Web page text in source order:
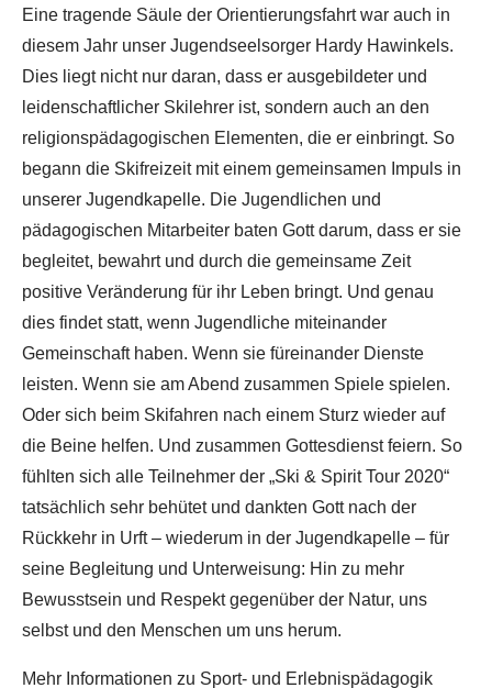
Eine tragende Säule der Orientierungsfahrt war auch in
diesem Jahr unser Jugendseelsorger Hardy Hawinkels.
Dies liegt nicht nur daran, dass er ausgebildeter und
leidenschaftlicher Skilehrer ist, sondern auch an den
religionspädagogischen Elementen, die er einbringt. So
begann die Skifreizeit mit einem gemeinsamen Impuls in
unserer Jugendkapelle. Die Jugendlichen und
pädagogischen Mitarbeiter baten Gott darum, dass er sie
begleitet, bewahrt und durch die gemeinsame Zeit
positive Veränderung für ihr Leben bringt. Und genau
dies findet statt, wenn Jugendliche miteinander
Gemeinschaft haben. Wenn sie füreinander Dienste
leisten. Wenn sie am Abend zusammen Spiele spielen.
Oder sich beim Skifahren nach einem Sturz wieder auf
die Beine helfen. Und zusammen Gottesdienst feiern. So
fühlten sich alle Teilnehmer der „Ski & Spirit Tour 2020“
tatsächlich sehr behütet und dankten Gott nach der
Rückkehr in Urft – wiederum in der Jugendkapelle – für
seine Begleitung und Unterweisung: Hin zu mehr
Bewusstsein und Respekt gegenüber der Natur, uns
selbst und den Menschen um uns herum.
Mehr Informationen zu Sport- und Erlebnispädagogik